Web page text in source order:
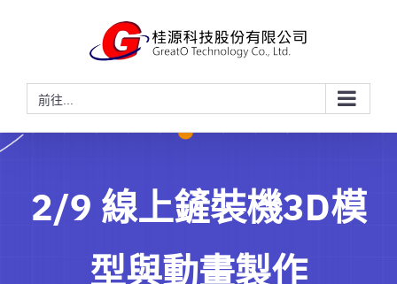
前往...
2/9 線上鏟裝機3D模
型與動畫製作